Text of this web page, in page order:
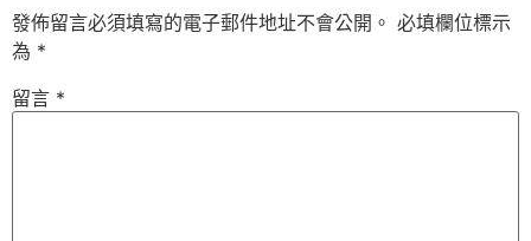
發佈留言必須填寫的電子郵件地址不會公開。 必填欄位標示
為 *
留言 *